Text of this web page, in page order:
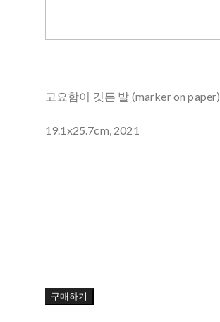
고요함이 깃든 발 (marker on paper)
19.1x25.7cm, 2021
구매하기